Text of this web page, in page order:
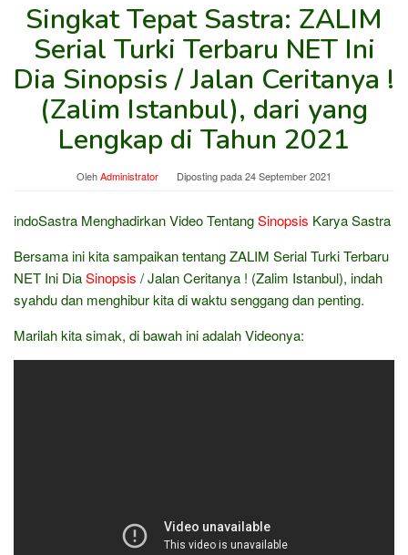
Singkat Tepat Sastra: ZALIM
Serial Turki Terbaru NET Ini
Dia Sinopsis / Jalan Ceritanya !
(Zalim Istanbul), dari yang
Lengkap di Tahun 2021
OlehAdministrator Diposting pada24 September 2021
indoSastra Menghadirkan Video TentangSinopsis Karya Sastra
Bersama ini kita sampaikan tentang ZALIM Serial Turki Terbaru
NET Ini DiaSinopsis / Jalan Ceritanya ! (Zalim Istanbul), indah
syahdu dan menghibur kita di waktu senggang dan penting.
Marilah kita simak, di bawah ini adalah Videonya: